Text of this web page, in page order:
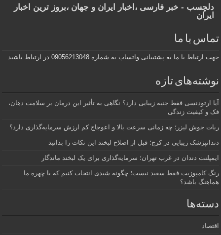
دلچسب - خبر فارسی ،اخبار ایران و جهان ،بروز ترین اخبار
ایران
تماس با ما
جهت ارتباط با ما به پشتیبانی واتساپ به شماره 09056213048 در ارتباط باشید
نوشته‌های تازه
آیا ارتودنسی فقط جنبه زیبایی دارد؟ نگاهی به تأثیر این درمان بر سلامت دهان،
فک و کیفیت زندگی
ربات جوش لیزر؛ چه زمانی سرعت بالا و اعوجاج کم ارزش سرمایه‌گذاری دارد؟
دندانپزشک زیبایی در کرج؛ قبل از اصلاح لبخند این نکات را بدانید
ایمپلنت دندان در غرب تهران؛ سرمایه‌گذاری برای یک لبخند ماندگار
رنگ کامپوزیت فقط سفید نیست؛ چگونه شیدی انتخاب کنیم که با چهره ما
هماهنگ باشد؟
دسته‌ها
اقتصاد